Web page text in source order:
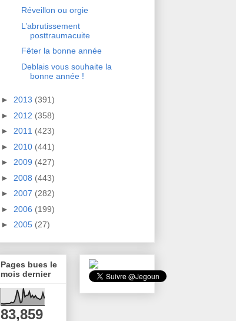
Réveillon ou orgie
L’abrutissement
posttraumacuite
Fêter la bonne année
Deblais vous souhaite la
bonne année !
► 2013 (391)
► 2012 (358)
► 2011 (423)
► 2010 (441)
► 2009 (427)
► 2008 (443)
► 2007 (282)
► 2006 (199)
► 2005 (27)
Pages bues le
mois dernier
83,859